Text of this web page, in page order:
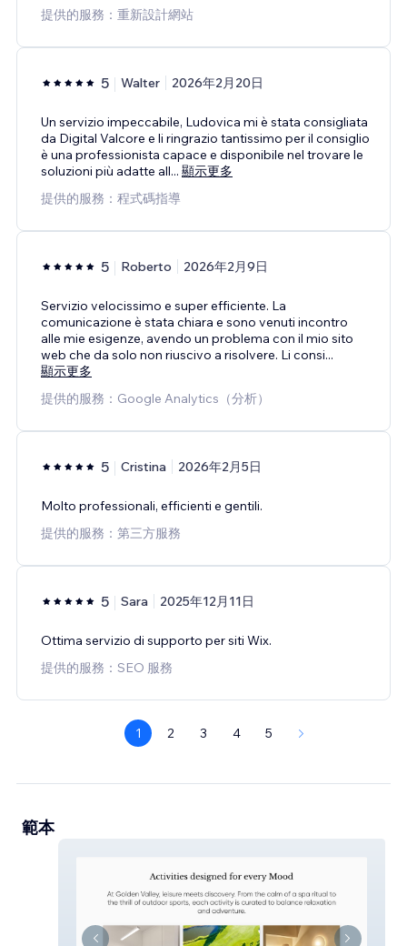
提供的服務：重新設計網站
5 Walter 2026年2月20日
Un servizio impeccabile, Ludovica mi è stata consigliata
da Digital Valcore e li ringrazio tantissimo per il consiglio
è una professionista capace e disponibile nel trovare le
soluzioni più adatte all... 顯示更多
提供的服務：程式碼指導
5 Roberto 2026年2月9日
Servizio velocissimo e super efficiente. La
comunicazione è stata chiara e sono venuti incontro
alle mie esigenze, avendo un problema con il mio sito
web che da solo non riuscivo a risolvere. Li consi...
顯示更多
提供的服務：Google Analytics（分析）
5 Cristina 2026年2月5日
Molto professionali, efficienti e gentili.
提供的服務：第三方服務
5 Sara 2025年12月11日
Ottima servizio di supporto per siti Wix.
提供的服務：SEO 服務
1 2 3 4 5
範本